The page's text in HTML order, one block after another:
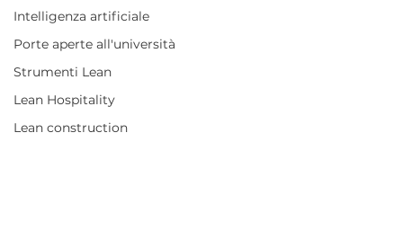
Intelligenza artificiale
Porte aperte all'università
Strumenti Lean
Lean Hospitality
Lean construction